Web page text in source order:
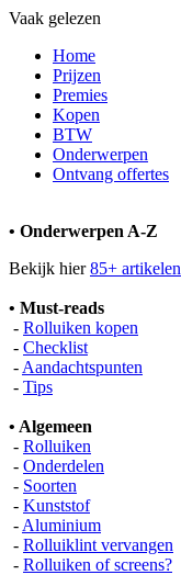
Vaak gelezen
Home
Prijzen
Premies
Kopen
BTW
Onderwerpen
Ontvang offertes
• Onderwerpen A-Z
Bekijk hier85+ artikelen
• Must-reads
- Rolluiken kopen
- Checklist
- Aandachtspunten
- Tips
• Algemeen
- Rolluiken
- Onderdelen
- Soorten
- Kunststof
- Aluminium
- Rolluiklint vervangen
- Rolluiken of screens?